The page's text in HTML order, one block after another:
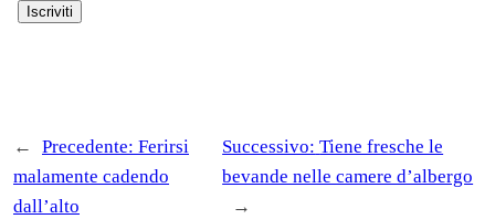
← Precedente: Ferirsi
malamente cadendo
dall’alto
Successivo: Tiene fresche le
bevande nelle camere d’albergo
→